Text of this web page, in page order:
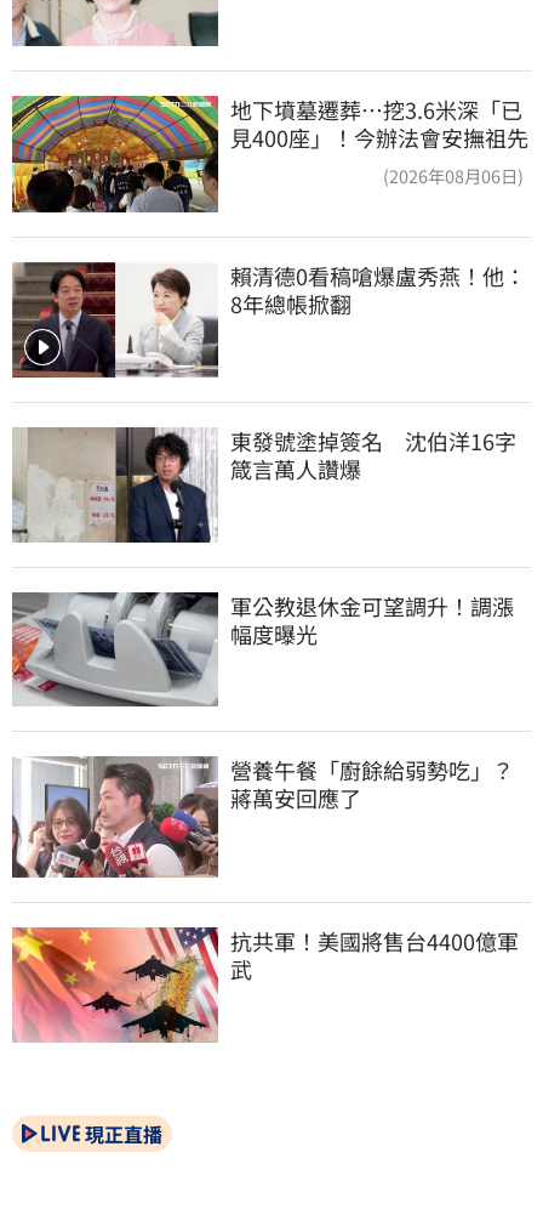
地下墳墓遷葬…挖3.6米深「已
見400座」！今辦法會安撫祖先
(2026年08月06日)
賴清德0看稿嗆爆盧秀燕！他：
8年總帳掀翻
東發號塗掉簽名　沈伯洋16字
箴言萬人讚爆
軍公教退休金可望調升！調漲
幅度曝光
營養午餐「廚餘給弱勢吃」？
蔣萬安回應了
抗共軍！美國將售台4400億軍
武
現正直播